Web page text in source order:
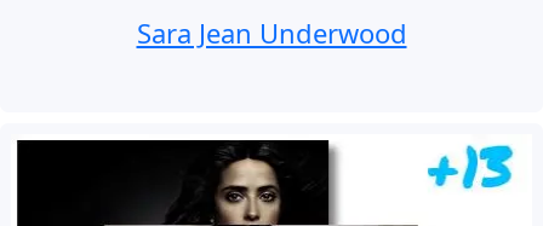
Sara Jean Underwood